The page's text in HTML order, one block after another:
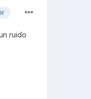
ruido